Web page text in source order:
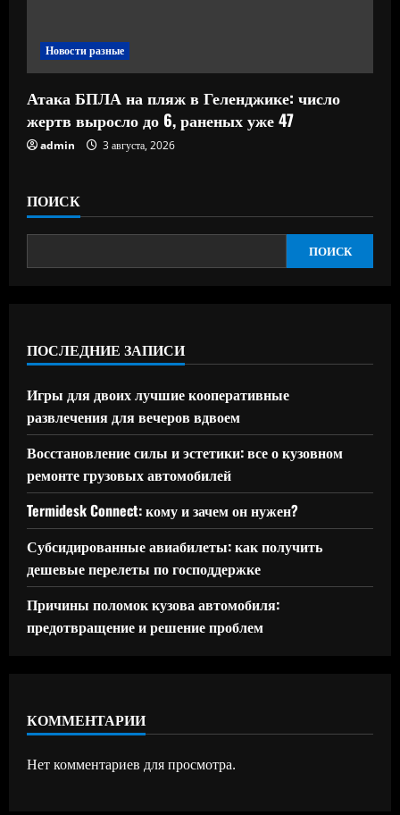
Новости разные
Атака БПЛА на пляж в Геленджике: число
жертв выросло до 6, раненых уже 47
admin 3 августа, 2026
ПОИСК
ПОИСК
ПОСЛЕДНИЕ ЗАПИСИ
Игры для двоих лучшие кооперативные
развлечения для вечеров вдвоем
Восстановление силы и эстетики: все о кузовном
ремонте грузовых автомобилей
Termidesk Connect: кому и зачем он нужен?
Субсидированные авиабилеты: как получить
дешевые перелеты по господдержке
Причины поломок кузова автомобиля:
предотвращение и решение проблем
КОММЕНТАРИИ
Нет комментариев для просмотра.